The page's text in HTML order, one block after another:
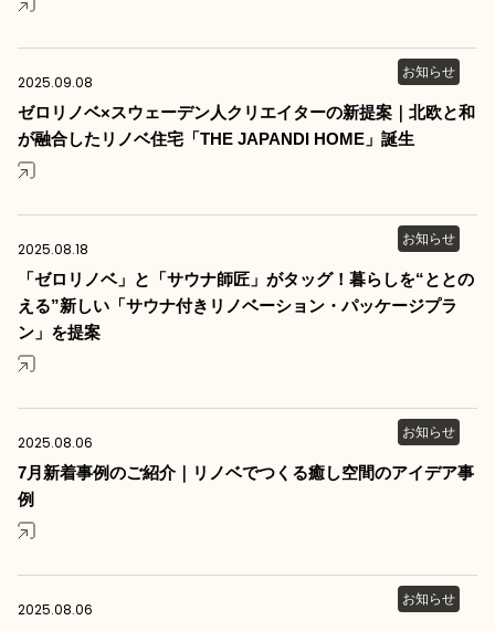
2025.09.08
ゼロリノベ×スウェーデン人クリエイターの新提案｜北欧と和
が融合したリノベ住宅「THE JAPANDI HOME」誕生
お知らせ
2025.08.18
「ゼロリノベ」と「サウナ師匠」がタッグ！暮らしを“ととの
える”新しい「サウナ付きリノベーション・パッケージプラ
ン」を提案
お知らせ
2025.08.06
7月新着事例のご紹介｜リノベでつくる癒し空間のアイデア事
例
お知らせ
2025.08.06
お知らせ